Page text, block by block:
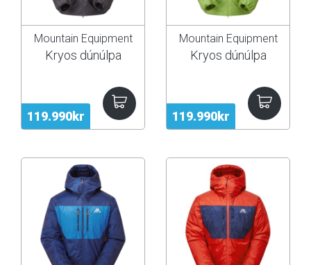
119.990kr
Mountain Equipment
Kryos dúnúlpa
119.990kr
Mountain Equipment
Kryos dúnúlpa